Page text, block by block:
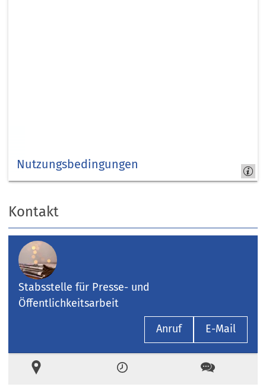
Nutzungsbedingungen
Kontakt
Stabsstelle für Presse- und
Öffentlichkeitsarbeit
Anruf
E-Mail
Zeiten Kontakt